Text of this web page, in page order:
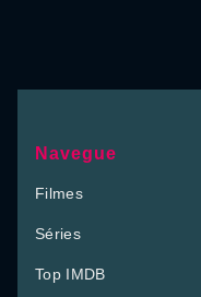
Navegue
Filmes
Séries
Top IMDB